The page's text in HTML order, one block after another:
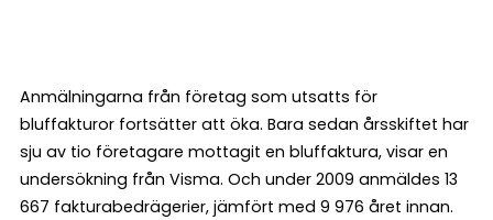
Anmälningarna från företag som utsatts för
bluffakturor fortsätter att öka. Bara sedan årsskiftet har
sju av tio företagare mottagit en bluffaktura, visar en
undersökning från Visma. Och under 2009 anmäldes 13
667 fakturabedrägerier, jämfört med 9 976 året innan.